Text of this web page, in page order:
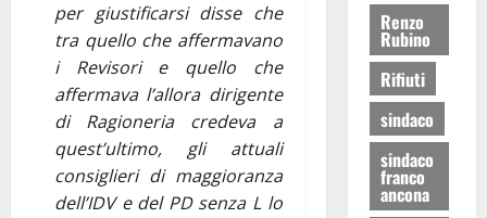
per giustificarsi disse che
tra quello che affermavano
i Revisori e quello che
affermava l’allora dirigente
di Ragioneria credeva a
quest’ultimo, gli attuali
consiglieri di maggioranza
dell’IDV e del PD senza L lo
Renzo
Rubino
Rifiuti
sindaco
sindaco
franco
ancona